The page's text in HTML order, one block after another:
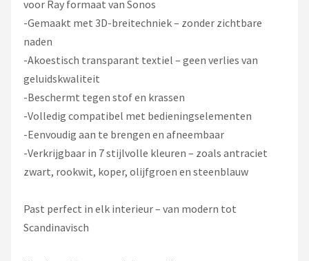
voor Ray formaat van Sonos
-Gemaakt met 3D-breitechniek – zonder zichtbare
naden
-Akoestisch transparant textiel – geen verlies van
geluidskwaliteit
-Beschermt tegen stof en krassen
-Volledig compatibel met bedieningselementen
-Eenvoudig aan te brengen en afneembaar
-Verkrijgbaar in 7 stijlvolle kleuren – zoals antraciet
zwart, rookwit, koper, olijfgroen en steenblauw
Past perfect in elk interieur – van modern tot
Scandinavisch